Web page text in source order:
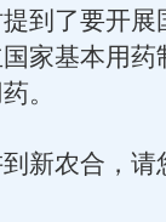
到了要开展
家基本用药
。
农合，请